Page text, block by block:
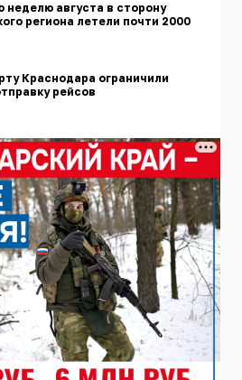
неделю августа в сторону
региона летели почти 2000
Краснодара ограничили
рейсов